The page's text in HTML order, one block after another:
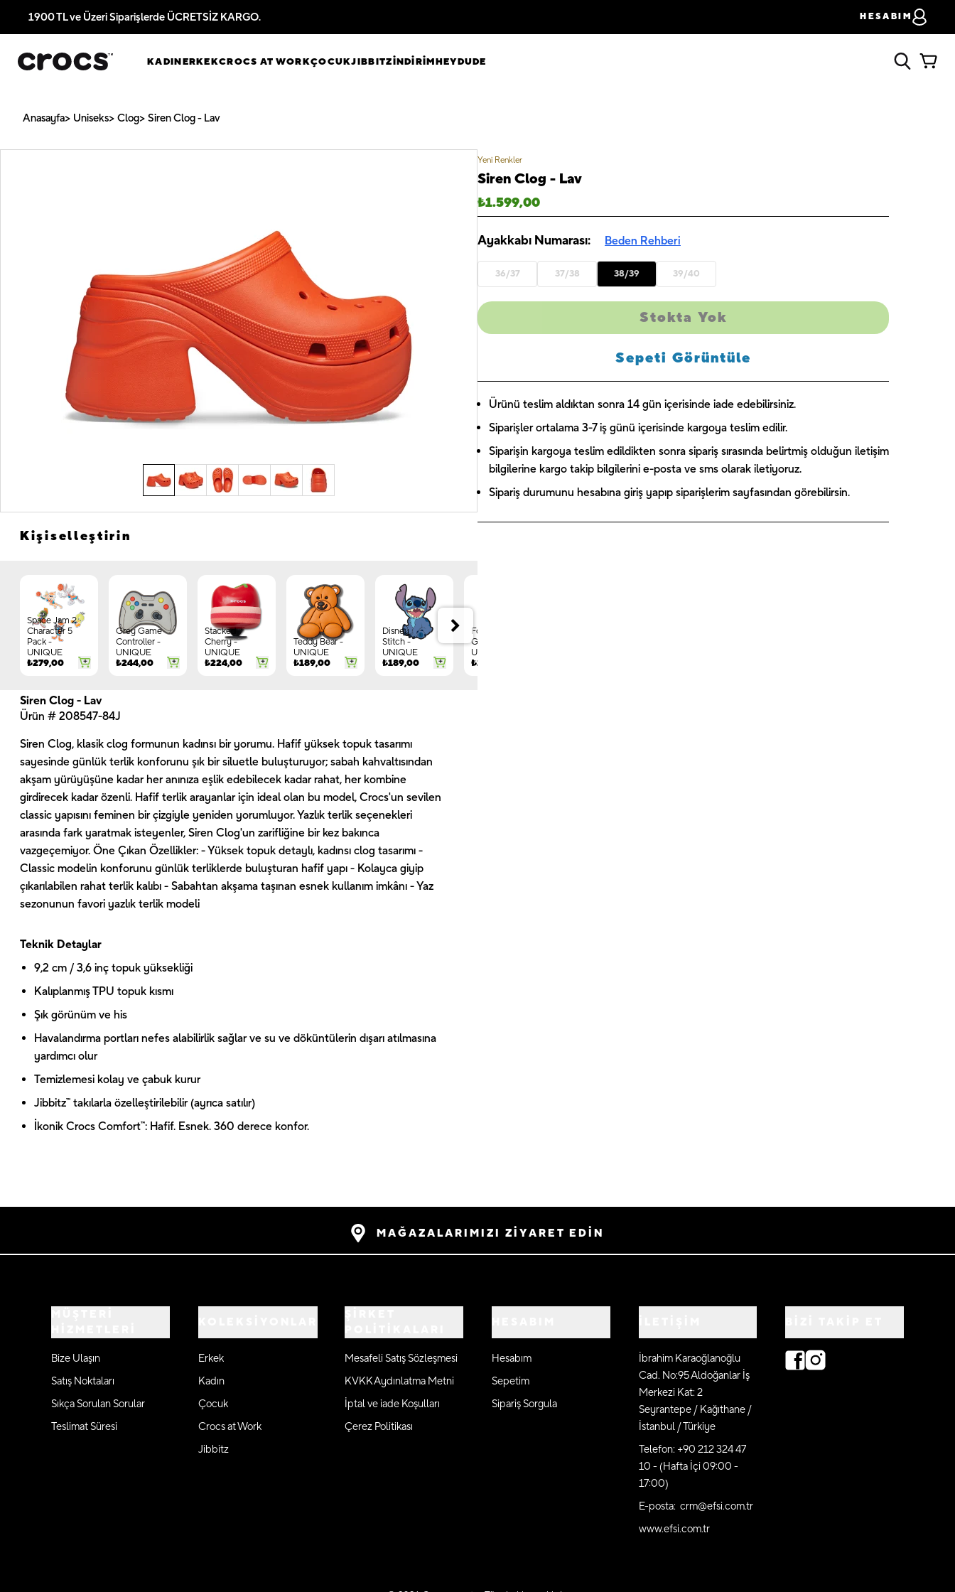
1900 TL ve Üzeri Siparişlerde ÜCRETSİZ KARGO. HESABIM
KADINERKEKCROCS AT WORKÇOCUKJIBBITZİNDİRİMHEYDUDE
Anasayfa Uniseks Clog Siren Clog - Lav
Kişiselleştirin
Space Jam 2
Character 5
Pack -
UNIQUE
₺279,00
Grey Game
Controller -
UNIQUE
₺244,00
Stacked
Cherry -
UNIQUE
₺224,00
Teddy Bear -
UNIQUE
₺189,00
Disney
Stitch -
UNIQUE
₺189,00
Forest
Gnome -
UNIQUE
₺149,00
Siren Clog - Lav
Ürün # 208547-84J
Siren Clog, klasik clog formunun kadınsı bir yorumu. Hafif yüksek topuk tasarımı
sayesinde günlük terlik konforunu şık bir siluetle buluşturuyor; sabah kahvaltısından
akşam yürüyüşüne kadar her anınıza eşlik edebilecek kadar rahat, her kombine
girdirecek kadar özenli. Hafif terlik arayanlar için ideal olan bu model, Crocs'un sevilen
classic yapısını feminen bir çizgiyle yeniden yorumluyor. Yazlık terlik seçenekleri
arasında fark yaratmak isteyenler, Siren Clog'un zarifliğine bir kez bakınca
vazgeçemiyor. Öne Çıkan Özellikler: - Yüksek topuk detaylı, kadınsı clog tasarımı -
Classic modelin konforunu günlük terliklerde buluşturan hafif yapı - Kolayca giyip
çıkarılabilen rahat terlik kalıbı - Sabahtan akşama taşınan esnek kullanım imkânı - Yaz
sezonunun favori yazlık terlik modeli
Teknik Detaylar
9,2 cm / 3,6 inç topuk yüksekliği
Kalıplanmış TPU topuk kısmı
Şık görünüm ve his
Havalandırma portları nefes alabilirlik sağlar ve su ve döküntülerin dışarı atılmasına
yardımcı olur
Temizlemesi kolay ve çabuk kurur
Jibbitz™ takılarla özelleştirilebilir (ayrıca satılır)
İkonik Crocs Comfort™: Hafif. Esnek. 360 derece konfor.
Yeni Renkler
Siren Clog - Lav
₺1.599,00
Ayakkabı Numarası: Beden Rehberi
36/37 37/38 38/39 39/40
Stokta Yok
Sepeti Görüntüle
Ürünü teslim aldıktan sonra 14 gün içerisinde iade edebilirsiniz.
Siparişler ortalama 3-7 iş günü içerisinde kargoya teslim edilir.
Siparişin kargoya teslim edildikten sonra sipariş sırasında belirtmiş olduğun iletişim
bilgilerine kargo takip bilgilerini e-posta ve sms olarak iletiyoruz.
Sipariş durumunu hesabına giriş yapıp siparişlerim sayfasından görebilirsin.
MAĞAZALARIMIZI ZİYARET EDİN
Bize Ulaşın
Satış Noktaları
Sıkça Sorulan Sorular
Teslimat Süresi
Erkek
Kadın
Çocuk
Crocs at Work
Jibbitz
Mesafeli Satış Sözleşmesi
KVKK Aydınlatma Metni
İptal ve iade Koşulları
Çerez Politikası
Hesabım
Sepetim
Sipariş Sorgula
İbrahim Karaoğlanoğlu
Cad. No:95 Aldoğanlar İş
Merkezi Kat: 2
Seyrantepe / Kağıthane /
İstanbul / Türkiye
Telefon: +90 212 324 47
10 - (Hafta İçi 09:00 -
17:00)
E-posta: crm@efsi.com.tr
www.efsi.com.tr